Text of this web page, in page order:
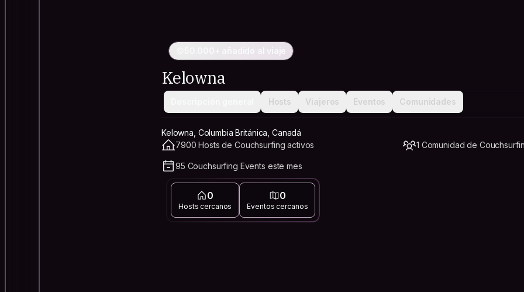
50.000+ añadido al viaje
Kelowna
Hosts Viajeros Eventos Comunidades
Kelowna, Columbia Británica, Canadá
7900 Hosts de Couchsurfing activos
1 Comunidad de
95 Couchsurfing Events este mes
0
Hosts cercanos
0
Eventos cercanos